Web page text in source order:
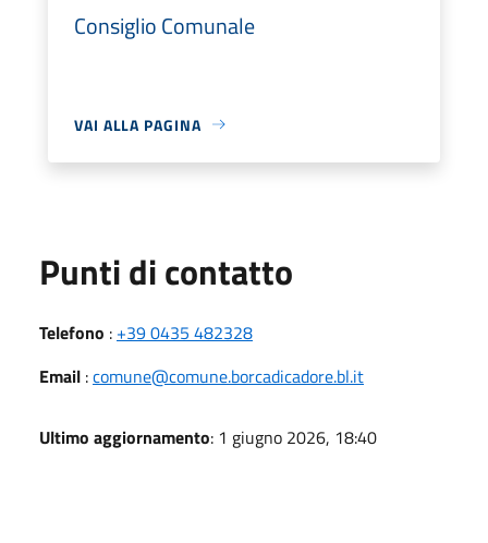
Consiglio Comunale
VAI ALLA PAGINA
Punti di contatto
Telefono : +39 0435 482328
Email :comune@comune.borcadicadore.bl.it
Ultimo aggiornamento: 1 giugno 2026, 18:40